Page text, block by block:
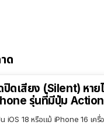
ด
ปิดเสียง (Silent) หาย
รุ่นที่มีปุ่ม
น iOS 18 หรือแม้ iPhone 16 เครื่